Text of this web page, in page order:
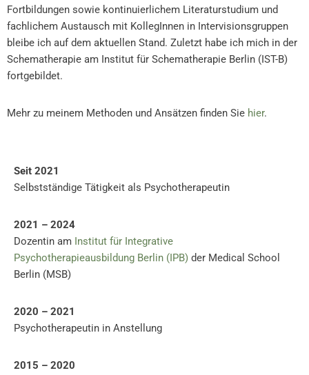
Fortbildungen sowie kontinuierlichem Literaturstudium und
fachlichem Austausch mit KollegInnen in Intervisionsgruppen
bleibe ich auf dem aktuellen Stand. Zuletzt habe ich mich in der
Schematherapie am Institut für Schematherapie Berlin (IST-B)
fortgebildet.
Mehr zu meinem Methoden und Ansätzen finden Sie hier.
Seit 2021
Selbstständige Tätigkeit als Psychotherapeutin
2021 – 2024
Dozentin am Institut für Integrative
Psychotherapieausbildung Berlin (IPB) der Medical School
Berlin (MSB)
2020 – 2021
Psychotherapeutin in Anstellung
2015 – 2020